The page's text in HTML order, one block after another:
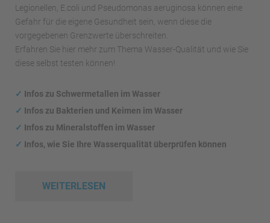
Legionellen, E.coli und Pseudomonas aeruginosa können eine
Gefahr für die eigene Gesundheit sein, wenn diese die
vorgegebenen Grenzwerte überschreiten.
Erfahren Sie hier mehr zum Thema Wasser-Qualität und wie Sie
diese selbst testen können!
✓ Infos zu Schwermetallen im Wasser
✓ Infos zu Bakterien und Keimen im Wasser
✓ Infos zu Mineralstoffen im Wasser
✓ Infos, wie Sie Ihre Wasserqualität überprüfen können
WEITERLESEN